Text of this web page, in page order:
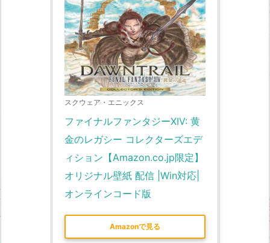
スクウェア・エニックス
ファイナルファンタジーXIV: 黄
金のレガシー コレクターズエデ
ィション【Amazon.co.jp限定】
オリジナル壁紙 配信 |Win対応|
オンラインコード版
Amazonで見る